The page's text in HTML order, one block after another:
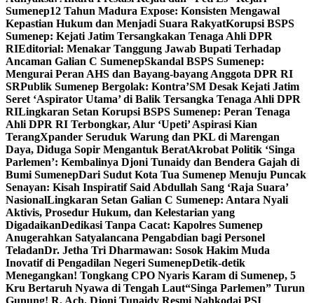
Sumenep12 Tahun Madura Expose: Konsisten Mengawal
Kepastian Hukum dan Menjadi Suara RakyatKorupsi BSPS
Sumenep: Kejati Jatim Tersangkakan Tenaga Ahli DPR
RIEditorial: Menakar Tanggung Jawab Bupati Terhadap
Ancaman Galian C SumenepSkandal BSPS Sumenep:
Mengurai Peran AHS dan Bayang-bayang Anggota DPR RI
SRPublik Sumenep Bergolak: Kontra’SM Desak Kejati Jatim
Seret ‘Aspirator Utama’ di Balik Tersangka Tenaga Ahli DPR
RILingkaran Setan Korupsi BSPS Sumenep: Peran Tenaga
Ahli DPR RI Terbongkar, Alur ‘Upeti’ Aspirasi Kian
TerangXpander Seruduk Warung dan PKL di Marengan
Daya, Diduga Sopir Mengantuk BeratAkrobat Politik ‘Singa
Parlemen’: Kembalinya Djoni Tunaidy dan Bendera Gajah di
Bumi SumenepDari Sudut Kota Tua Sumenep Menuju Puncak
Senayan: Kisah Inspiratif Said Abdullah Sang ‘Raja Suara’
NasionalLingkaran Setan Galian C Sumenep: Antara Nyali
Aktivis, Prosedur Hukum, dan Kelestarian yang
DigadaikanDedikasi Tanpa Cacat: Kapolres Sumenep
Anugerahkan Satyalancana Pengabdian bagi Personel
TeladanDr. Jetha Tri Dharmawan: Sosok Hakim Muda
Inovatif di Pengadilan Negeri SumenepDetik-detik
Menegangkan! Tongkang CPO Nyaris Karam di Sumenep, 5
Kru Bertaruh Nyawa di Tengah Laut“Singa Parlemen” Turun